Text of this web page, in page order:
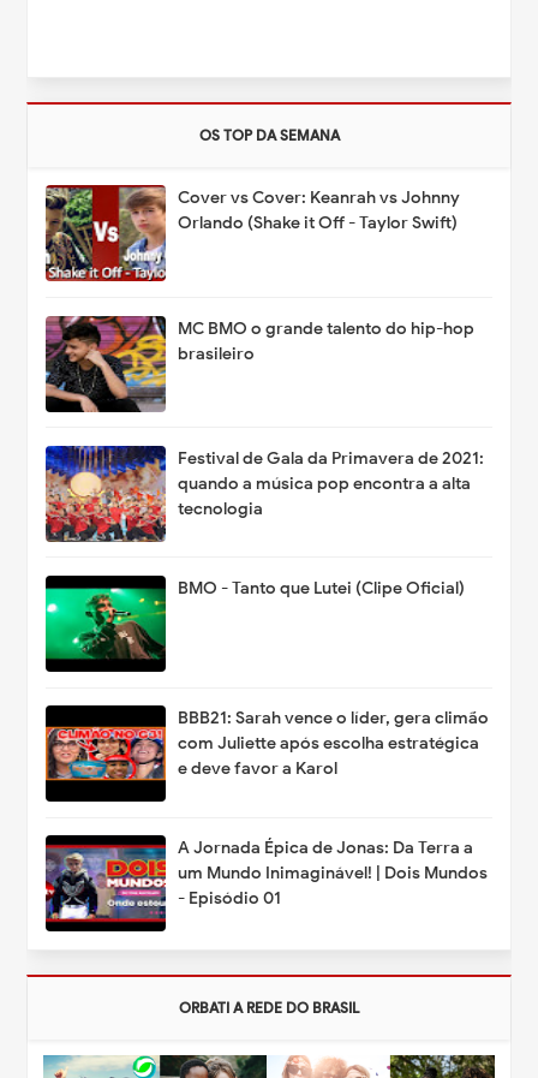
OS TOP DA SEMANA
Cover vs Cover: Keanrah vs Johnny
Orlando (Shake it Off - Taylor Swift)
MC BMO o grande talento do hip-hop
brasileiro
Festival de Gala da Primavera de 2021:
quando a música pop encontra a alta
tecnologia
BMO - Tanto que Lutei (Clipe Oficial)
BBB21: Sarah vence o líder, gera climão
com Juliette após escolha estratégica
e deve favor a Karol
A Jornada Épica de Jonas: Da Terra a
um Mundo Inimaginável! | Dois Mundos
- Episódio 01
ORBATI A REDE DO BRASIL